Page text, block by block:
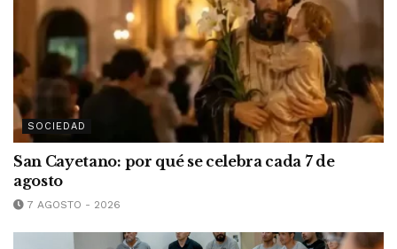
SOCIEDAD
San Cayetano: por qué se celebra cada 7 de
agosto
7 AGOSTO - 2026